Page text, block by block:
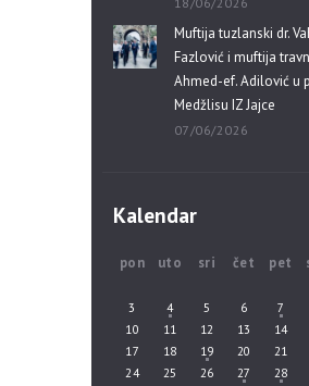
Muftija tuzlanski dr.
Fazlović i muftija
Ahmed-ef. Adilović u
Medžlisu IZ Jajce
07/06/2026
Kalendar
pon uto sri čet pet
3
4 5 6 7
10
11 12 13 14
17
18 19 20 21
24
25 26 27 28